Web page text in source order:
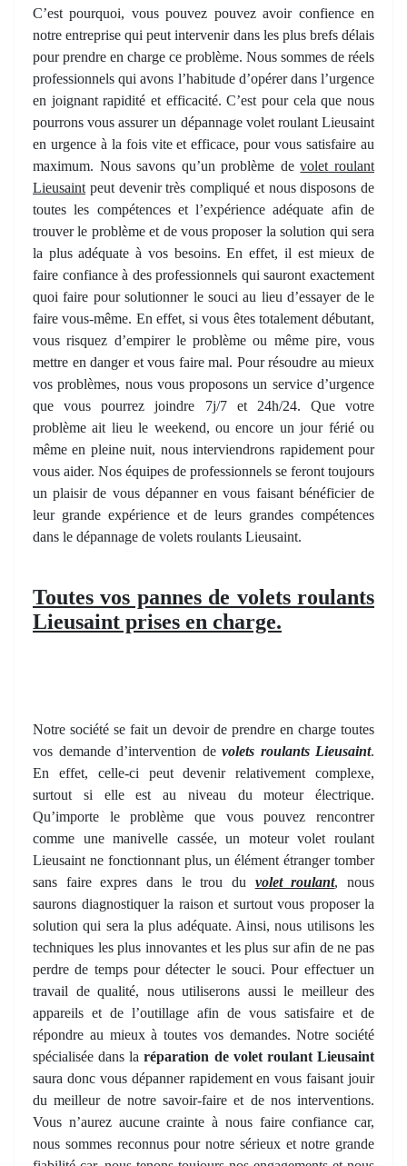
C’est pourquoi, vous pouvez pouvez avoir confience en
notre entreprise qui peut intervenir dans les plus brefs délais
pour prendre en charge ce problème. Nous sommes de réels
professionnels qui avons l’habitude d’opérer dans l’urgence
en joignant rapidité et efficacité. C’est pour cela que nous
pourrons vous assurer un dépannage volet roulant Lieusaint
en urgence à la fois vite et efficace, pour vous satisfaire au
maximum. Nous savons qu’un problème devolet roulant
Lieusaint peut devenir très compliqué et nous disposons de
toutes les compétences et l’expérience adéquate afin de
trouver le problème et de vous proposer la solution qui sera
la plus adéquate à vos besoins. En effet, il est mieux de
faire confiance à des professionnels qui sauront exactement
quoi faire pour solutionner le souci au lieu d’essayer de le
faire vous-même. En effet, si vous êtes totalement débutant,
vous risquez d’empirer le problème ou même pire, vous
mettre en danger et vous faire mal. Pour résoudre au mieux
vos problèmes, nous vous proposons un service d’urgence
que vous pourrez joindre 7j/7 et 24h/24. Que votre
problème ait lieu le weekend, ou encore un jour férié ou
même en pleine nuit, nous interviendrons rapidement pour
vous aider. Nos équipes de professionnels se feront toujours
un plaisir de vous dépanner en vous faisant bénéficier de
leur grande expérience et de leurs grandes compétences
dans le dépannage de volets roulants Lieusaint.
Toutes vos pannes de volets roulants
Lieusaint prises en charge.
Notre société se fait un devoir de prendre en charge toutes
vos demande d’intervention de volets roulants Lieusaint.
En effet, celle-ci peut devenir relativement complexe,
surtout si elle est au niveau du moteur électrique.
Qu’importe le problème que vous pouvez rencontrer
comme une manivelle cassée, un moteur volet roulant
Lieusaint ne fonctionnant plus, un élément étranger tomber
sans faire expres dans le trou du volet roulant, nous
saurons diagnostiquer la raison et surtout vous proposer la
solution qui sera la plus adéquate. Ainsi, nous utilisons les
techniques les plus innovantes et les plus sur afin de ne pas
perdre de temps pour détecter le souci. Pour effectuer un
travail de qualité, nous utiliserons aussi le meilleur des
appareils et de l’outillage afin de vous satisfaire et de
répondre au mieux à toutes vos demandes. Notre société
spécialisée dans laréparation de volet roulant Lieusaint
saura donc vous dépanner rapidement en vous faisant jouir
du meilleur de notre savoir-faire et de nos interventions.
Vous n’aurez aucune crainte à nous faire confiance car,
nous sommes reconnus pour notre sérieux et notre grande